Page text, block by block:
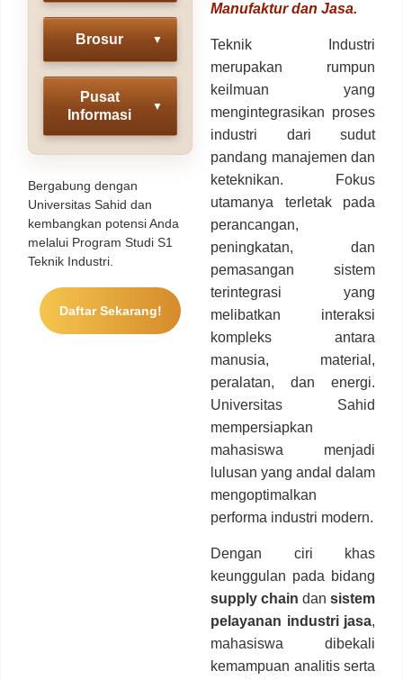
Brosur ▼
Pusat
Informasi
▼
Bergabung dengan
Universitas Sahid dan
kembangkan potensi Anda
melalui Program Studi S1
Teknik Industri.
Daftar Sekarang!
Manufaktur dan Jasa.
Teknik Industri
merupakan rumpun
keilmuan yang
mengintegrasikan proses
industri dari sudut
pandang manajemen dan
keteknikan. Fokus
utamanya terletak pada
perancangan,
peningkatan, dan
pemasangan sistem
terintegrasi yang
melibatkan interaksi
kompleks antara
manusia, material,
peralatan, dan energi.
Universitas Sahid
mempersiapkan
mahasiswa menjadi
lulusan yang andal dalam
mengoptimalkan
performa industri modern.
Dengan ciri khas
keunggulan pada bidang
supply chain dan sistem
pelayanan industri jasa,
mahasiswa dibekali
kemampuan analitis serta